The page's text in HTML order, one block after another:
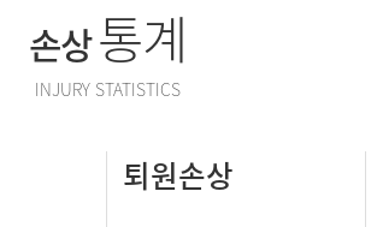
손상통계
INJURY STATISTICS
퇴원손상